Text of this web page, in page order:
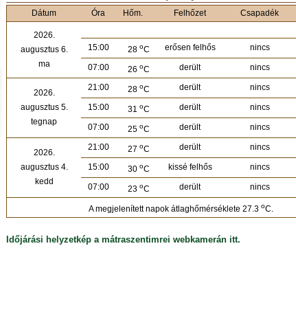
Dátum Óra Hőm. Felhőzet Csapadék
2026.
augusztus 6.
ma
15:00 28 oC erősen felhős nincs
07:00 26 oC derült nincs
2026.
augusztus 5.
tegnap
21:00 28 oC derült nincs
15:00 31 oC derült nincs
07:00 25 oC derült nincs
2026.
augusztus 4.
kedd
21:00 27 oC derült nincs
15:00 30 oC kissé felhős nincs
07:00 23 oC derült nincs
A megjelenített napok átlaghőmérséklete 27.3 oC.
Időjárási helyzetkép a mátraszentimrei webkamerán itt.